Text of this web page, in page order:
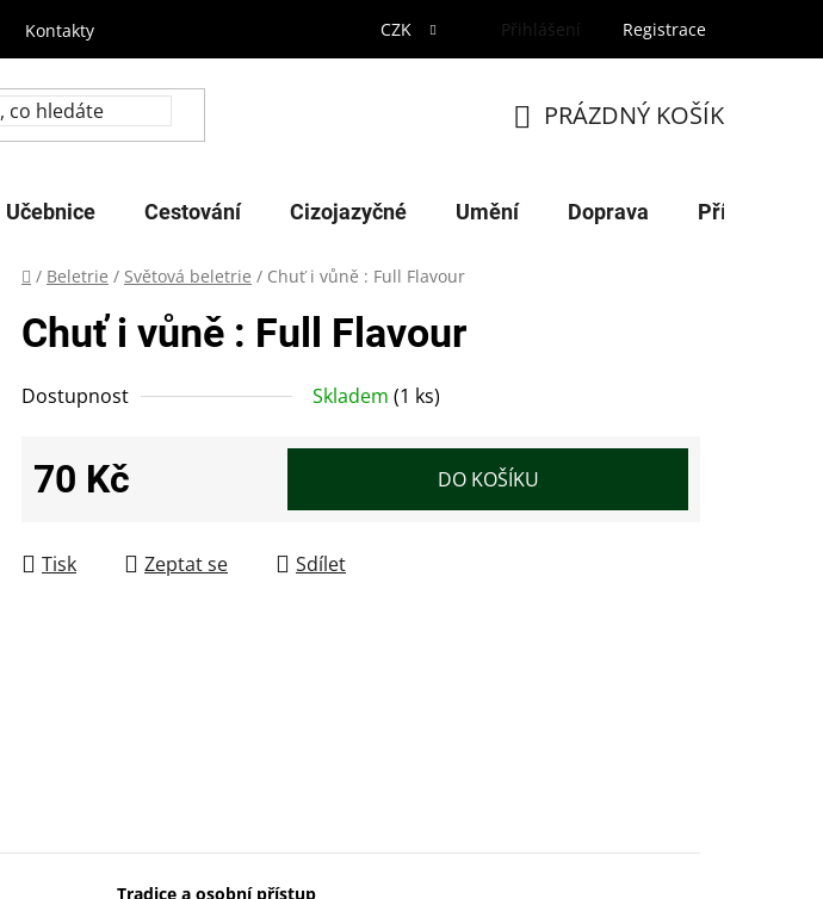
Kontakty CZK Přihlášení Registrace
KOŠÍK
PRÁZDNÝ KOŠÍK
Učebnice Cestování Cizojazyčné Umění Doprava Příroda
Domů
/ Beletrie / Světová beletrie / Chuť i vůně : Full Flavour
Chuť i vůně : Full Flavour
Dostupnost Skladem (1 ks)
70 Kč DO KOŠÍKU
Tisk Zeptat se Sdílet
Tradice a osobní přístup